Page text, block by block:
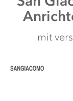
Anfang
mit